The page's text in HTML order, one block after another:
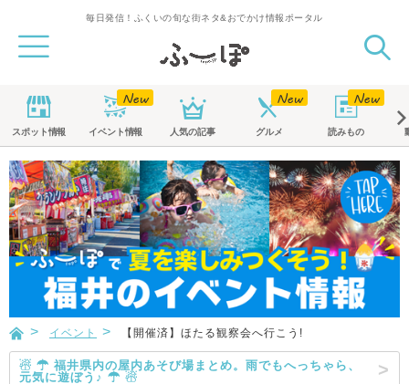
毎日発信！ふくいの旬な街ネタ&おでかけ情報ポータル
スポット情報 イベント情報 人気の記事 グルメ 読みもの
イベント 【開催済】ほたる観察会へ行こう!
☃ ☂ 福井県内の屋内あそび場まとめ。雨でもへっちゃら、
元気に遊ぼう♪ ☂ ☃